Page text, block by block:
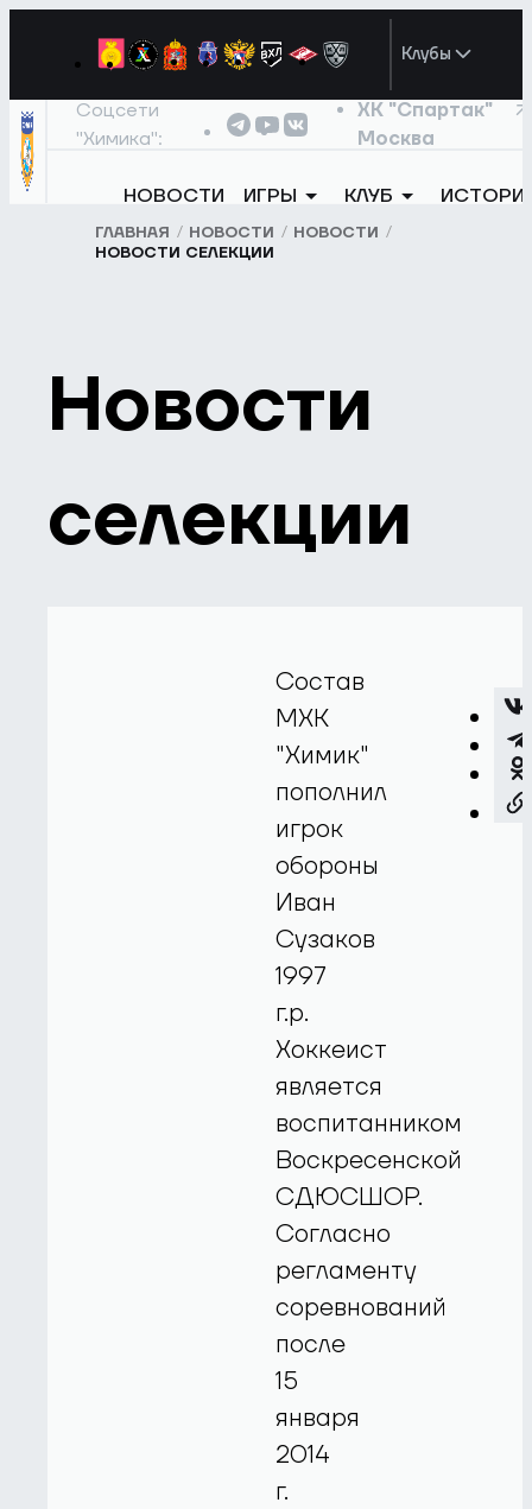
Клубы
Соцсети
"Химика":
ХК "Спартак"
Москва
НОВОСТИ ИГРЫ КЛУБ
ГЛАВНАЯ НОВОСТИ
НОВОСТИ
НОВОСТИ СЕЛЕКЦИИ
Новости
селекции
Состав
МХК
"Химик"
пополнил
игрок
обороны
Иван
Сузаков
1997
г.р.
Хоккеист
является
воспитанником
Воскресенской
СДЮСШОР.
Согласно
регламенту
соревнований
после
15
января
2014
г.